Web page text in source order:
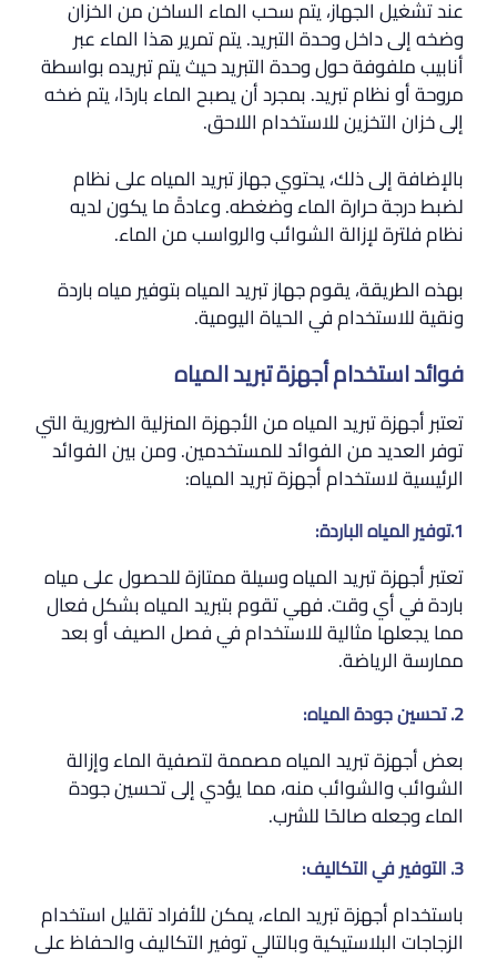
عند تشغيل الجهاز، يتم سحب الماء الساخن من الخزان
وضخه إلى داخل وحدة التبريد. يتم تمرير هذا الماء عبر
أنابيب ملفوفة حول وحدة التبريد حيث يتم تبريده بواسطة
مروحة أو نظام تبريد. بمجرد أن يصبح الماء باردًا، يتم ضخه
إلى خزان التخزين للاستخدام اللاحق.
بالإضافة إلى ذلك، يحتوي جهاز تبريد المياه على نظام
لضبط درجة حرارة الماء وضغطه. وعادةً ما يكون لديه
نظام فلترة لإزالة الشوائب والرواسب من الماء.
بهذه الطريقة، يقوم جهاز تبريد المياه بتوفير مياه باردة
ونقية للاستخدام في الحياة اليومية.
فوائد استخدام أجهزة تبريد المياه
تعتبر أجهزة تبريد المياه من الأجهزة المنزلية الضرورية التي
توفر العديد من الفوائد للمستخدمين. ومن بين الفوائد
الرئيسية لاستخدام أجهزة تبريد المياه:
1.توفير المياه الباردة:
تعتبر أجهزة تبريد المياه وسيلة ممتازة للحصول على مياه
باردة في أي وقت. فهي تقوم بتبريد المياه بشكل فعال
مما يجعلها مثالية للاستخدام في فصل الصيف أو بعد
ممارسة الرياضة.
2. تحسين جودة المياه:
بعض أجهزة تبريد المياه مصممة لتصفية الماء وإزالة
الشوائب والشوائب منه، مما يؤدي إلى تحسين جودة
الماء وجعله صالحًا للشرب.
3. التوفير في التكاليف:
باستخدام أجهزة تبريد الماء، يمكن للأفراد تقليل استخدام
الزجاجات البلاستيكية وبالتالي توفير التكاليف والحفاظ على